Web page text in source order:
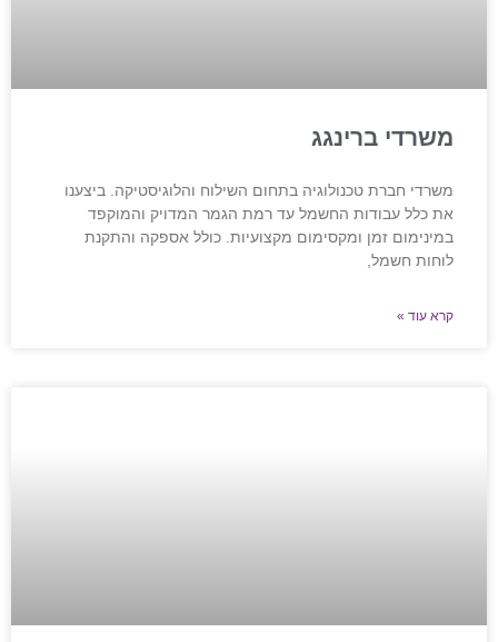
משרדי ברינגג
משרדי חברת טכנולוגיה בתחום השילוח והלוגיסטיקה. ביצענו
את כלל עבודות החשמל עד רמת הגמר המדויק והמוקפד
במינימום זמן ומקסימום מקצועיות. כולל אספקה והתקנת
לוחות חשמל,
קרא עוד »